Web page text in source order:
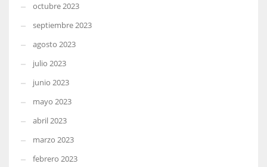
octubre 2023
septiembre 2023
agosto 2023
julio 2023
junio 2023
mayo 2023
abril 2023
marzo 2023
febrero 2023